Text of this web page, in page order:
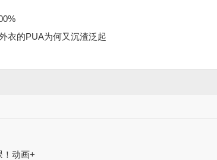
衣的PUA为何又沉渣泛起
！动画+